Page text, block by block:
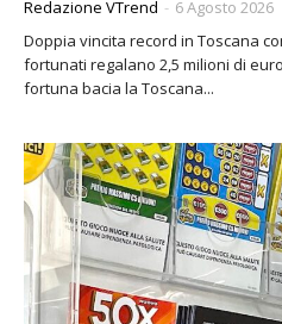
Redazione VTrend - 6 Agosto 2026
Doppia vincita record in Toscana
fortunati regalano 2,5 milioni di
fortuna bacia la Toscana...